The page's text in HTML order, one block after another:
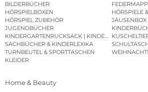
BILDERBÜCHER
HÖRSPIELBOXEN
HÖRSPIELE
HÖRSPIEL ZUBEHÖR
JUGENDBÜCHER
KINDERGARTENRUCKSACK |
SACHBÜCHER & KINDERLEXIKA
TURNBEUTEL & SPORTTASCHEN
KLEIDER
Home & Beauty